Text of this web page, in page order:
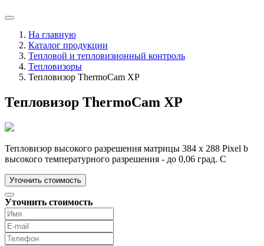
На главную
Каталог продукции
Тепловой и тепловизионный контроль
Тепловизоры
Тепловизор ThermoCam XP
Тепловизор ThermoCam XP
Тепловизор высокого разрешения матрицы 384 x 288 Pixel b
высокого температурного разрешения - до 0,06 град. С
Уточнить стоимость
Уточнить стоимость